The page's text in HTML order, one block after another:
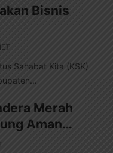
Bisnis
Sahabat Kita (KSK)
Merah
Aman…